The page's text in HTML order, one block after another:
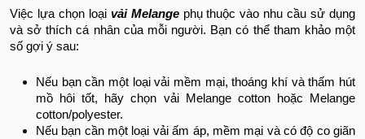
Việc lựa chọn loại vải Melangephụ thuộc vào nhu cầu sử dụng
và sở thích cá nhân của mỗi người. Bạn có thể tham khảo một
số gợi ý sau:
Nếu bạn cần một loại vải mềm mại, thoáng khí và thấm hút
mồ hôi tốt, hãy chọn vải Melange cotton hoặc Melange
cotton/polyester.
Nếu bạn cần một loại vải ấm áp, mềm mại và có độ co giãn